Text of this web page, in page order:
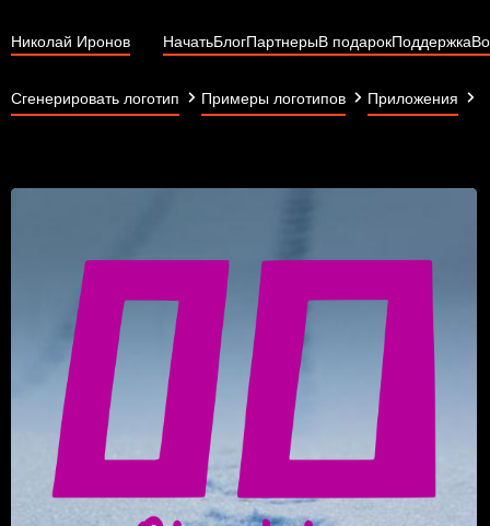
Николай Иронов НачатьБлогПартнерыВ подарокПоддержка
Сгенерировать логотип Примеры логотипов Приложения